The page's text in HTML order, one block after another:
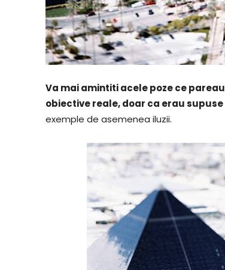
Va mai amintiti acele poze ce
obiective reale, doar ca erau
exemple de asemenea iluzii.